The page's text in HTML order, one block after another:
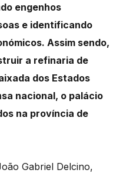
engenhos
s e identificando
nómicos. Assim sendo,
a refinaria de
dos Estados
nacional, o palácio
na província de
Gabriel Delcino,